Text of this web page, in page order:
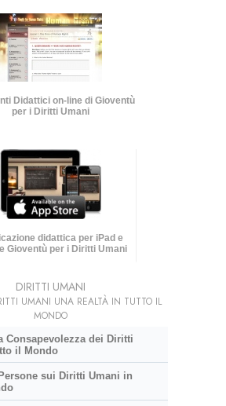
Didattici on-line di Gioventù
per i Diritti Umani
didattica per iPad e
Gioventù per i Diritti Umani
DIRITTI UMANI
UMANI UNA REALTÀ IN TUTTO IL
MONDO
Consapevolezza dei Diritti
il Mondo
sui Diritti Umani in